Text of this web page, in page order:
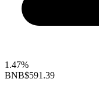
1.47%
BNB$591.39